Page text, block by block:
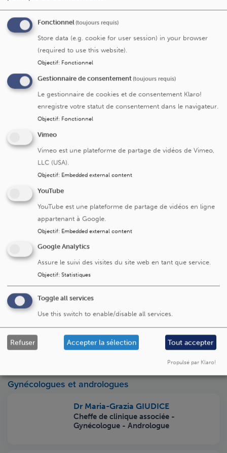
Troubles sexuels et dysfonctions érectiles
Pour une prise en charge spécialisée et globale, les
patients présentant des troubles sexuels, associés ou
non à une démarche de fertilité, sont orientés vers nos
confrères et partenaires en urologie ou en sexologie.
Un problème ou une remarque
sur cette page ? Dites-le-nous
Nos spécialistes
Reset
Gynécologues et andrologues
Dr Maria-Grazia GIUDICE
Cheffe de clinique associée -
Gynécologue - Andrologue
Fonctionnel(toujours requis)
Store data (e.g. cookie for user session) in your browser
(required to use this website).
Objectif: Fonctionnel
Gestionnaire de consentement(toujours requis)
Le gestionnaire de cookies et de consentement Klaro!
enregistre votre statut de consentement dans le navigateur.
Objectif: Fonctionnel
Vimeo
Vimeo est une plateforme de partage de vidéos de Vimeo,
LLC (USA).
Objectif: Embedded external content
YouTube
YouTube est une plateforme de partage de vidéos en ligne
appartenant à Google.
Objectif: Embedded external content
Google Analytics
Assure le suivi des visites du site web en tant que service.
Objectif: Statistiques
Toggle all services
Use this switch to enable/disable all services.
Refuser Accepter la sélection Tout accepter
Propulsé par Klaro!